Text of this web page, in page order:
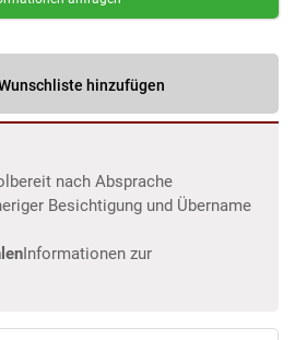
hinzufügen
nach Absprache
Besichtigung und Übername
Informationen zur